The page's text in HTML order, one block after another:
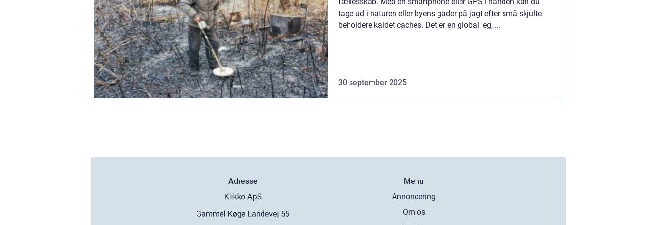
tage ud i naturen eller byens gader på jagt efter små skjulte
beholdere kaldet caches. Det er en global leg, ...
30 september 2025
Adresse
Menu
Annoncering
Om os